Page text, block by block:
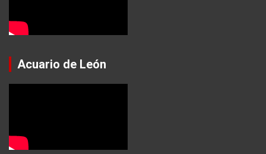
Acuario de León